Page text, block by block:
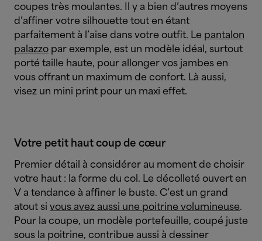
coupes très moulantes. Il y a bien d’autres moyens
d’affiner votre silhouette tout en étant
parfaitement à l’aise dans votre outfit. Le pantalon
palazzo par exemple, est un modèle idéal, surtout
porté taille haute, pour allonger vos jambes en
vous offrant un maximum de confort. Là aussi,
visez un mini print pour un maxi effet.
Votre petit haut coup de cœur
Premier détail à considérer au moment de choisir
votre haut : la forme du col. Le décolleté ouvert en
V a tendance à affiner le buste. C’est un grand
atout si vous avez aussi une poitrine volumineuse.
Pour la coupe, un modèle portefeuille, coupé juste
sous la poitrine, contribue aussi à dessiner